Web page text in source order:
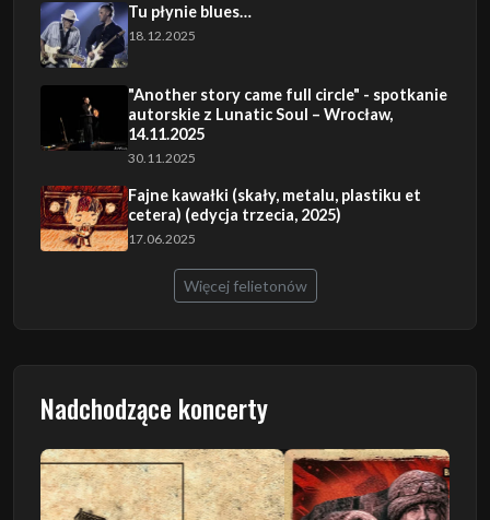
Tu płynie blues…
18.12.2025
"Another story came full circle" - spotkanie
autorskie z Lunatic Soul – Wrocław,
14.11.2025
30.11.2025
Fajne kawałki (skały, metalu, plastiku et
cetera) (edycja trzecia, 2025)
17.06.2025
Więcej felietonów
Nadchodzące koncerty